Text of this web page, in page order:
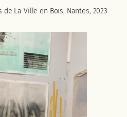
de La Ville en Bois, Nantes, 2023